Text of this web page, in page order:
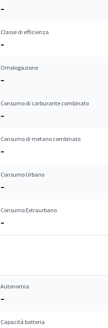
–
Classe di efficienza
–
Omologazione
–
Consumo di carburante combinato
–
Consumo di metano combinato
–
Consumo Urbano
–
Consumo Extraurbano
–
Autonomia
–
Capacità batteria